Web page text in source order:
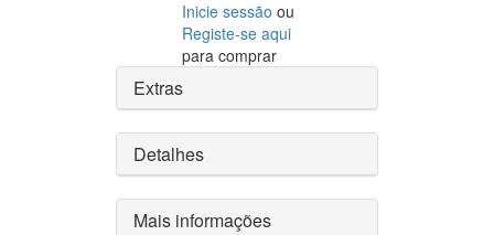
Inicie sessão ou
Registe-se aqui
para comprar
Extras
Detalhes
Mais informações